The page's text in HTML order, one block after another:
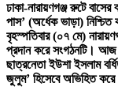
ঢাকা-নারায়ণগঞ্জ রুটে বাসের
পাস’ (অর্ধেক ভাড়া)
বৃহস্পতিবার (০৭ মে)
প্রদান করে সংগঠনটি। আজ
ছাত্রনেতা ইউশা ইসলাম
জুলুম’ হিসেবে অভিহিত করে